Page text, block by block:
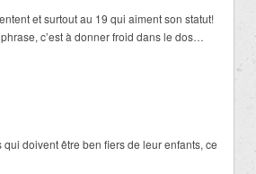
et surtout au 19 qui aiment son statut!
c’est à donner froid dans le dos…
qui doivent être ben fiers de leur enfants, ce